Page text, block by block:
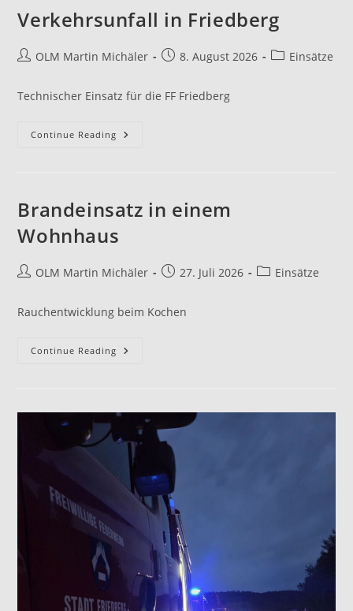
Verkehrsunfall in Friedberg
OLM Martin Michäler 8. August 2026 Einsätze
Technischer Einsatz für die FF Friedberg
Continue Reading
Brandeinsatz in einem
Wohnhaus
OLM Martin Michäler 27. Juli 2026 Einsätze
Rauchentwicklung beim Kochen
Continue Reading